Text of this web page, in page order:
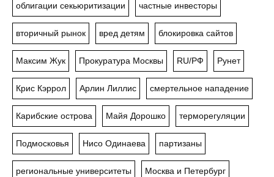
облигации секьюритизации частные инвесторы
вторичный рынок вред детям блокировка сайтов
Максим Жук Прокуратура Москвы RU/РФ Рунет
Крис Кэррол Арлин Лиллис смертельное нападение
Карибские острова Майя Дорошко терморегуляции
Подмосковья Нисо Одинаева партизаны
региональные университеты Москва и Петербург